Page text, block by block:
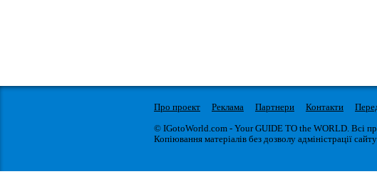
Про проект Реклама Партнери Контакти
© IGotoWorld.com - Your GUIDE TO the WORLD. Всі
Копіювання матеріалів без дозволу адміністрації